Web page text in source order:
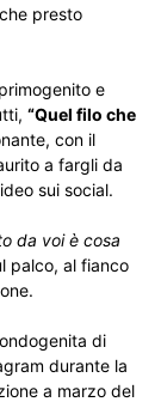
presto
e
“Quel filo che
con il
a fargli da
sui social.
da voi è cosa
palco, al fianco
di
durante la
a marzo del